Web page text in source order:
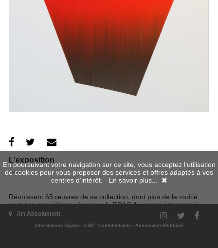
L'exposition
Réunissant 65 œuvres de sa collection, dont plus de la moitié
sont des acquisitions récentes, le FRAC Auvergne interroge la
délicate notion du beau. Inspirée d'une conférence de Franz
Schrader, artiste et géographe, qui débat sur la légitimité de la
beauté des montagnes, l'exposition propose une réflexion
Art Absolument
Informations légales - CGV - Confidentialité - Annonceurs/Publicité
En poursuivant votre navigation sur ce site, vous acceptez l'utilisation
de cookies pour vous proposer des services et offres adaptés à vos
centres d'intérêt. En savoir plus...